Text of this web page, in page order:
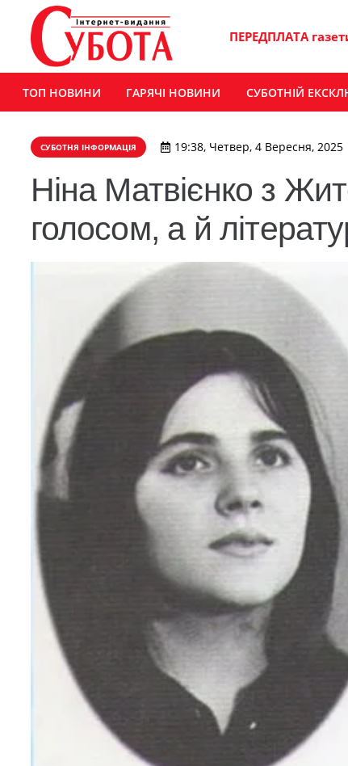
ПЕРЕДПЛАТА
ТОП НОВИНИ ГАРЯЧІ НОВИНИ СУБОТНІЙ
СУБОТНЯ ІНФОРМАЦІЯ 19:38, Четвер, 4 Вересня, 2025
Ніна Матвієнко з
голосом, а й